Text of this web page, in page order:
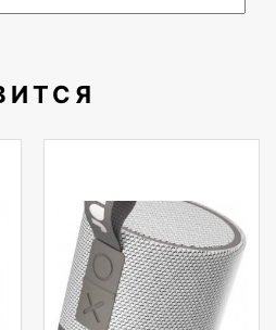
ISO